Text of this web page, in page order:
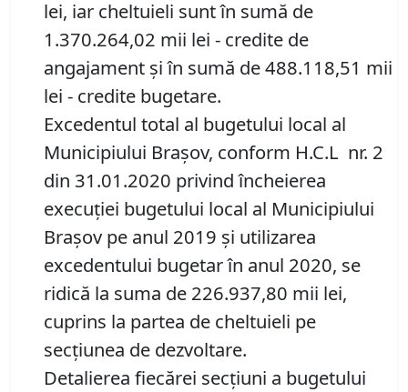
lei, iar cheltuieli sunt în sumă de
1.370.264,02 mii lei - credite de
angajament și în sumă de 488.118,51 mii
lei - credite bugetare.
Excedentul total al bugetului local al
Municipiului Brașov, conform H.C.L nr. 2
din 31.01.2020 privind încheierea
execuției bugetului local al Municipiului
Brașov pe anul 2019 și utilizarea
excedentului bugetar în anul 2020, se
ridică la suma de 226.937,80 mii lei,
cuprins la partea de cheltuieli pe
secțiunea de dezvoltare.
Detalierea fiecărei secțiuni a bugetului